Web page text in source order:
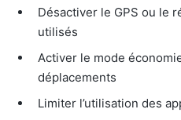
Désactiver le GPS ou le
utilisés
Activer le mode
déplacements
Limiter l’utilisation des